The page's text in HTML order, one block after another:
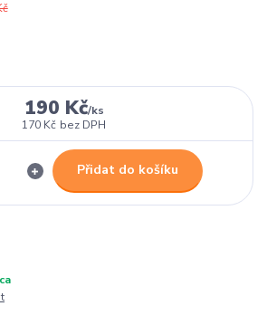
190 Kč/ks
170 Kč bez DPH
Přidat do košíku